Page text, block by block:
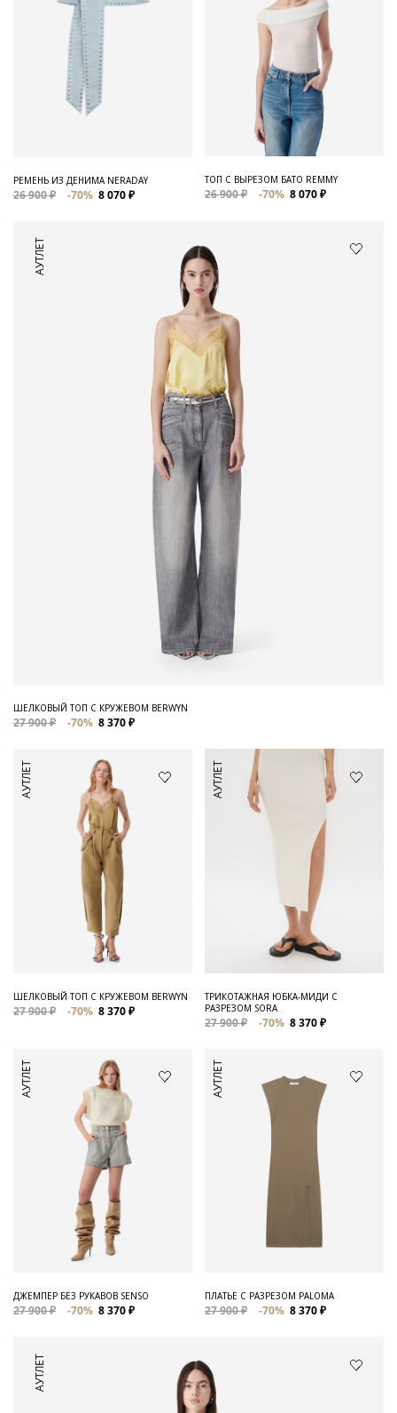
РЕМЕНЬ ИЗ ДЕНИМА NERADAY
26 900 ₽ -70% 8 070 ₽
ТОП С ВЫРЕЗОМ БАТО REMMY
26 900 ₽ -70% 8 070 ₽
АУТЛЕТ
ШЕЛКОВЫЙ ТОП С КРУЖЕВОМ BERWYN
27 900 ₽ -70% 8 370 ₽
АУТЛЕТ
ШЕЛКОВЫЙ ТОП С КРУЖЕВОМ BERWYN
27 900 ₽ -70% 8 370 ₽
АУТЛЕТ
ТРИКОТАЖНАЯ ЮБКА-МИДИ С
РАЗРЕЗОМ SORA
27 900 ₽ -70% 8 370 ₽
АУТЛЕТ
ДЖЕМПЕР БЕЗ РУКАВОВ SENSO
27 900 ₽ -70% 8 370 ₽
АУТЛЕТ
ПЛАТЬЕ С РАЗРЕЗОМ PALOMA
27 900 ₽ -70% 8 370 ₽
АУТЛЕТ